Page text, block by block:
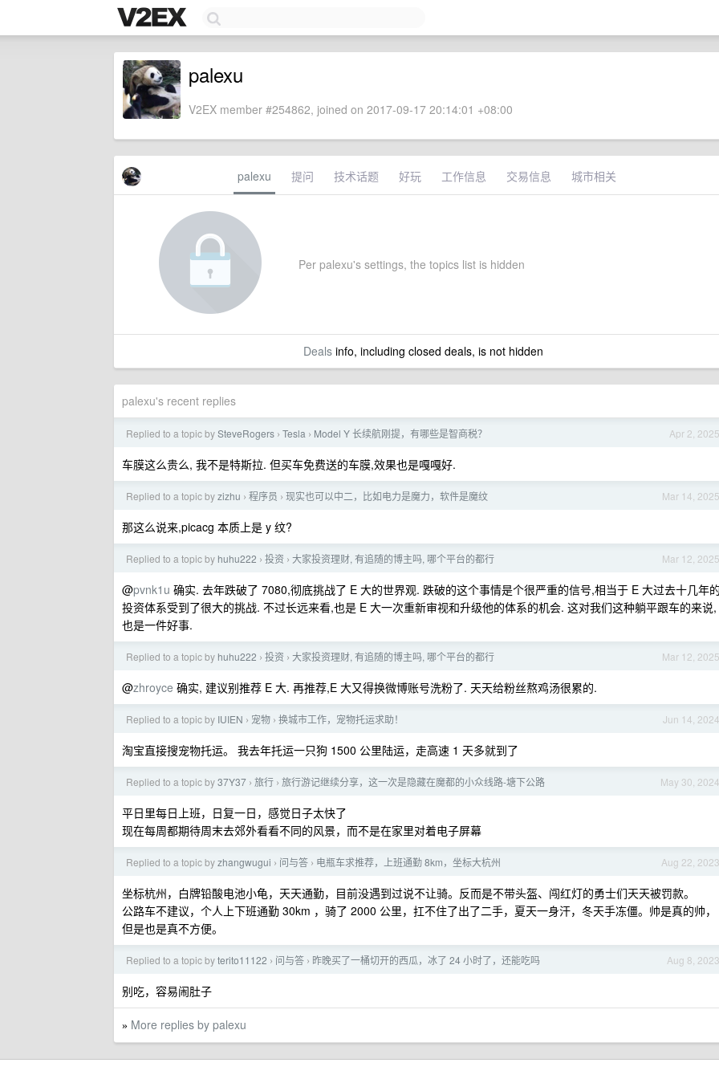
palexu
V2EX member #254862, joined on 2017-09-17 20:14:01 +08:00
palexu 提问 技术话题 好玩 工作信息 交易信息 城市相关
Per palexu's settings, the topics list is hidden
Dealsinfo, including closed deals, is not hidden
palexu's recent replies
Apr 2, 2025
Replied to a topic bySteveRogers › Tesla › Model Y 长续航刚提，有哪些是智商税？
车膜这么贵么, 我不是特斯拉. 但买车免费送的车膜,效果也是嘎嘎好.
Mar 14, 2025
Replied to a topic byzizhu › 程序员 › 现实也可以中二，比如电力是魔力，软件是魔纹
那这么说来,picacg 本质上是 y 纹?
Mar 12, 2025
Replied to a topic by huhu222 › 投资 › 大家投资理财, 有追随的博主吗, 哪个平台的都行
@pvnk1u 确实. 去年跌破了 7080,彻底挑战了 E 大的世界观. 跌破的这个事情是个很严重的信号,相当于 E 大过去十几年的
投资体系受到了很大的挑战. 不过长远来看,也是 E 大一次重新审视和升级他的体系的机会. 这对我们这种躺平跟车的来说,
也是一件好事.
Mar 12, 2025
Replied to a topic by huhu222 › 投资 › 大家投资理财, 有追随的博主吗, 哪个平台的都行
@zhroyce 确实, 建议别推荐 E 大. 再推荐,E 大又得换微博账号洗粉了. 天天给粉丝熬鸡汤很累的.
Jun 14, 2024
Replied to a topic by IUIEN › 宠物 › 换城市工作，宠物托运求助！
淘宝直接搜宠物托运。 我去年托运一只狗 1500 公里陆运，走高速 1 天多就到了
May 30, 2024
Replied to a topic by37Y37 › 旅行 › 旅行游记继续分享，这一次是隐藏在魔都的小众线路-塘下公路
平日里每日上班，日复一日，感觉日子太快了
现在每周都期待周末去郊外看看不同的风景，而不是在家里对着电子屏幕
Aug 22, 2023
Replied to a topic byzhangwugui › 问与答 › 电瓶车求推荐，上班通勤 8km，坐标大杭州
坐标杭州，白牌铅酸电池小龟，天天通勤，目前没遇到过说不让骑。反而是不带头盔、闯红灯的勇士们天天被罚款。
公路车不建议，个人上下班通勤 30km ，骑了 2000 公里，扛不住了出了二手，夏天一身汗，冬天手冻僵。帅是真的帅，
但是也是真不方便。
Aug 8, 2023
Replied to a topic byterito11122 › 问与答 › 昨晚买了一桶切开的西瓜，冰了 24 小时了，还能吃吗
别吃，容易闹肚子
» More replies by palexu